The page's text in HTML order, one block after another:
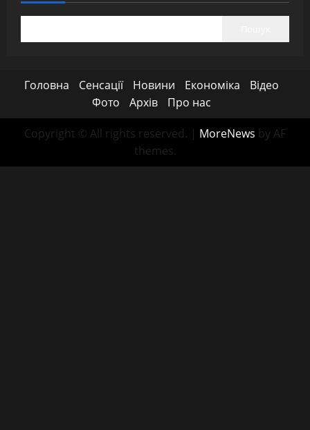
Головна Сенсації Новини Економіка
Відео
Фото
Архів Про нас
Copyright © All rights reserved. | MoreNews by AF
themes.